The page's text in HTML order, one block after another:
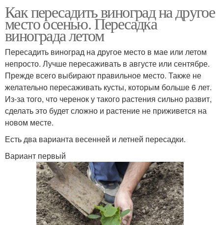
Как пересадить виноград на другое
место осенью. Пересадка
винограда летом
Пересадить виноград на другое место в мае или летом
непросто. Лучше пересаживать в августе или сентябре.
Прежде всего выбирают правильное место. Также не
желательно пересаживать кусты, которым больше 6 лет.
Из-за того, что черенок у такого растения сильно развит,
сделать это будет сложно и растение не приживется на
новом месте.
Есть два варианта весенней и летней пересадки.
Вариант первый